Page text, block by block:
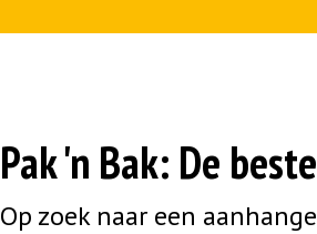
Pak 'n Bak: De
Op zoek naar een